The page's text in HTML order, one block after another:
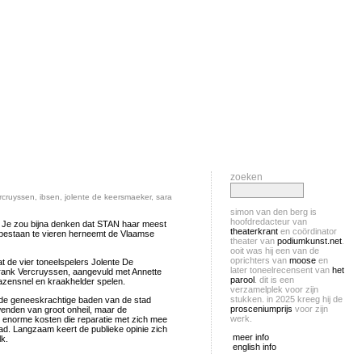
ibsen jolente de keersmaeker, sara
zou bijna denken dat STAN haar meest
te vieren herneemt de Vlaamse
de vier toneelspelers Jolente De
Vercruyssen, aangevuld met Annette
en kraakhelder spelen.
geneeskrachtige baden van de stad
van groot onheil, maar de
kosten die reparatie met zich mee
Langzaam keert de publieke opinie zich
zoeken
simon van den berg is
hoofdredacteur van
theaterkrant en coördinator
theater van podiumkunst.net
ooit was hij een van de
oprichters van moose en
later toneelrecensent van het
parool . dit is een
verzamelplek voor zijn
stukken. in 2025 kreeg hij de
prosceniumprijs voor zijn
werk.
meer info
english info